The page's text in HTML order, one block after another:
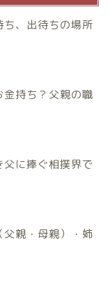
、出待ちの場所
持ち？父親の職
に捧ぐ相撲界で
親・母親）・姉